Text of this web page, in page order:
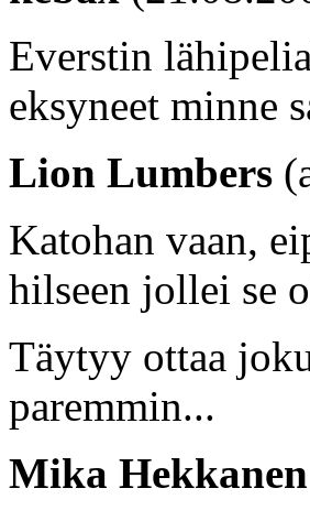
Everstin
eksyneet minne
Lion Lumbers
Katohan vaan,
hilseen jollei se
Täytyy ottaa
paremmin...
Mika Hekkanen